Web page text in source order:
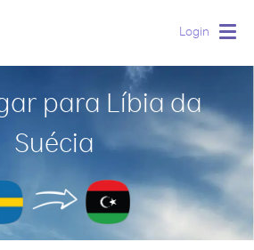
Login
para Líbia da
Suécia